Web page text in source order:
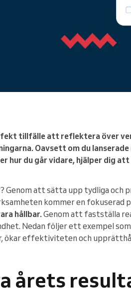
tillfälle att reflektera över
Oavsett om du
hur du går vidare, hjälper dig
att sätta upp tydliga och
kommer en fokuserad
hållbar.Genom att fastställa
Nedan följer ett exempel
ökar effektiviteten och
årets